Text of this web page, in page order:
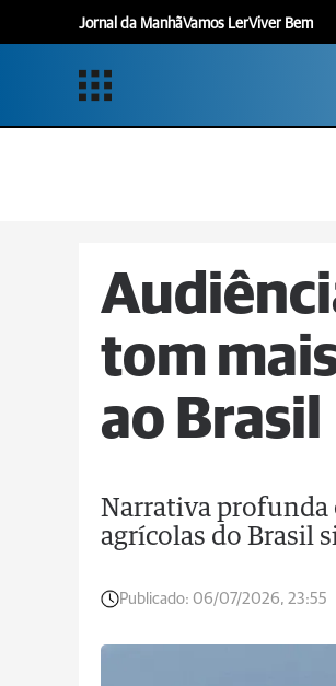
Jornal da ManhãVamos LerViver Bem
tom
ao Brasil
Narrativa profunda
agrícolas do Brasil
Publicado: 06/07/2026, 23:55